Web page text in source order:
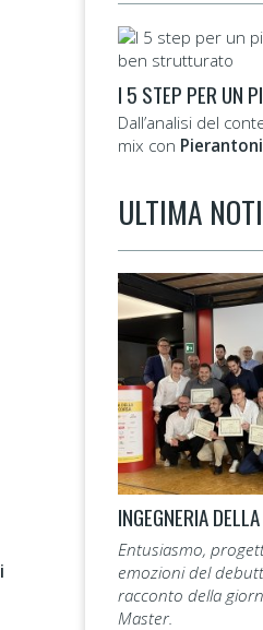
Dall’analisi del
mix con
ULTIMA
Entusiasmo,
emozioni del
racconto della
Master.